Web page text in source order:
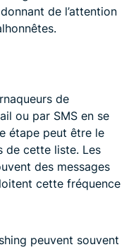
de l’attention
de
ou par SMS en se
étape peut être le
de cette liste. Les
des messages
cette fréquence
peuvent souvent